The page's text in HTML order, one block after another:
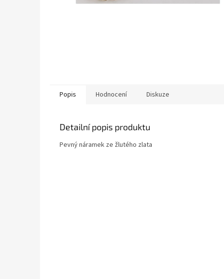
Popis Hodnocení Diskuze
Detailní popis produktu
Pevný náramek ze žlutého zlata